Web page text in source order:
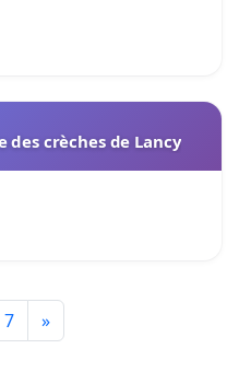
crèches de Lancy
7 »